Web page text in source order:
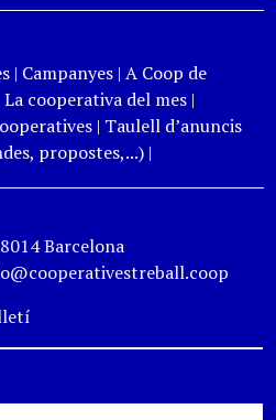
| Campanyes| A Coop de
La cooperativa del mes|
| Taulell d’anuncis
propostes,...)|
Barcelona